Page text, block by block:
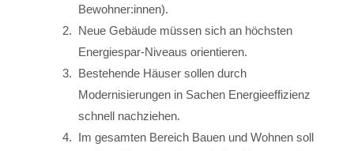
Bewohner:innen).
Neue Gebäude müssen sich an höchsten
Energiespar-Niveaus orientieren.
Bestehende Häuser sollen durch
Modernisierungen in Sachen Energieeffizienz
schnell nachziehen.
Im gesamten Bereich Bauen und Wohnen soll